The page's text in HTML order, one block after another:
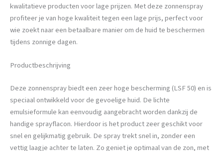
kwalitatieve producten voor lage prijzen. Met deze zonnenspray
profiteer je van hoge kwaliteit tegen een lage prijs, perfect voor
wie zoekt naar een betaalbare manier om de huid te beschermen
tijdens zonnige dagen.
Productbeschrijving
Deze zonnenspray biedt een zeer hoge bescherming (LSF 50) en is
speciaal ontwikkeld voor de gevoelige huid. De lichte
emulsieformule kan eenvoudig aangebracht worden dankzij de
handige sprayflacon. Hierdoor is het product zeer geschikt voor
snel en gelijkmatig gebruik. De spray trekt snel in, zonder een
vettig laagje achter te laten. Zo geniet je optimaal van de zon, met